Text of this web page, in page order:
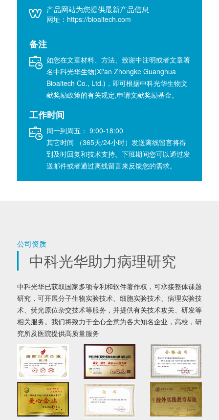
产品网站为您提供最新产品信息
网址：https://bioaitech.com
备注
如您在文章材料、方法、致谢中注明或者文章署
名中科光华生物(Xi'an Zhongke Guanghua
Bioaitech Co., Ltd.)，即可根据中科光华生物文
献奖励政策的有关规定,申请文献奖励基金。
工作时间
周一到周五： 9:00-18:00
其它时间 （365天/24小时）发送离线留言将得
到及时回复和技术支持。下班期间您可以通过发
送邮件或者通过离线留言来反馈您的需求。
公司资质
中科光华助力病理研究
中科光华已获取国家多项专利和软件著作权，可承接整体课题
研究，可开展分子生物实验技术、细胞实验技术、病理实验技
术、荧光原位杂交技术等服务，并提供有关技术攻关、研发等
相关服务。我们将致力于全心全意为各大知名企业，高校，研
究所及医院提供高质量服务